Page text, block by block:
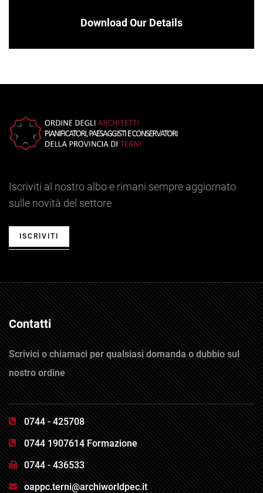
Download Our Details
Iscriviti al nostro albo e rimani sempre aggiornato
sulle novità del settore
ISCRIVITI
Contatti
Scrivici o chiamaci per qualsiasi domanda o dubbio sul
nostro ordine
0744 - 425708
0744 1907614 Formazione
0744 - 436533
oappc.terni@archiworldpec.it